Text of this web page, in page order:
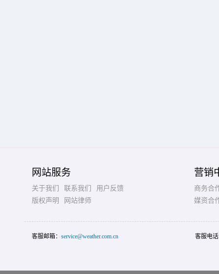
网站服务
关于我们 联系我们
用户反馈
版权声明
网站律师
营销
商务合
媒资合
客服邮箱： service@weather.com.cn 客服电